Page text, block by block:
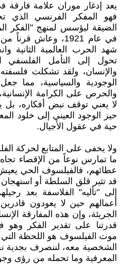
يعد إدغار موران علامة فارقة
فهو المفكر الفرنسي الذي
الضيقة ليؤسس لمنهج "الفكر
في عام 1921، وعاش
شهد الحرب العالمية الثانية
تحول إلى التأمل الفلسفي
والإنسان، ولقد تشكلت
الوجودية والسياسية، مما
والحرص على الكرامة
لا يعني توقف نبض أفكاره، بل
حيز الوجود العيني إلى خلود
حية في عقول الأجيال.
ولا يخفى على المتابع لحركة
ما تمارس نوعاً من الإقصاء
عطائهم، فالفيلسوف الحي
قد تثير قلق السلطة أو استهجان
إلى "تأليه" الفلاسفة بعد
أعمالهم حين لا يعودون
الجريئة، وإن هذه المفارقة
قدرتنا على تقدير الفكر
موت الفيلسوف هو اللحظة التي
الشخصية معه، لننصرف بجدية
المعرفية وما تحمله من رؤى